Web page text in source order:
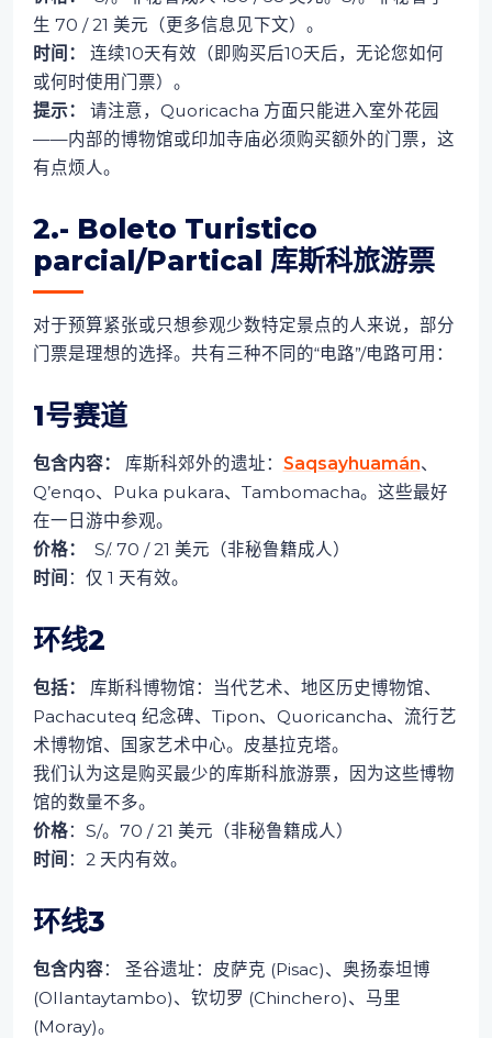
生 70 / 21 美元（更多信息见下文）。
时间： 连续10天有效（即购买后10天后，无论您如何
或何时使用门票）。
提示：
请注意，Quoricacha 方面只能进入室外花园
——内部的博物馆或印加寺庙必须购买额外的门票，这
有点烦人。
2.- Boleto Turistico
parcial/Partical 库斯科旅游票
对于预算紧张或只想参观少数特定景点的人来说，部分
门票是理想的选择。共有三种不同的“电路”/电路可用：
1号赛道
包含内容： 库斯科郊外的遗址： Saqsayhuamán、
Q’enqo、Puka pukara、Tambomacha。这些最好
在一日游中参观。
价格：
S/. 70 / 21 美元（非秘鲁籍成人）
时间 ：仅 1 天有效。
环线2
包括：
库斯科博物馆：当代艺术、地区历史博物馆、
Pachacuteq 纪念碑、Tipon、Quoricancha、流行艺
术博物馆、国家艺术中心。皮基拉克塔。
我们认为这是购买最少的库斯科旅游票，因为这些博物
馆的数量不多。
价格：S/。70 / 21 美元（非秘鲁籍成人）
时间 ：2 天内有效。
环线3
包含内容： 圣谷遗址：皮萨克 (Pisac)、奥扬泰坦博
(Ollantaytambo)、钦切罗 (Chinchero)、马里
(Moray)。